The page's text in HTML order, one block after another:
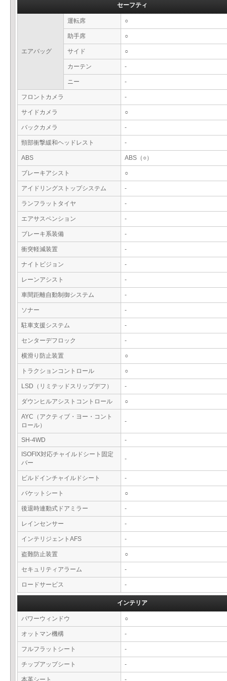
セーフティ
エアバッグ
運転席 ○
助手席 ○
サイド ○
カーテン -
ニー -
フロントカメラ -
サイドカメラ ○
バックカメラ -
頸部衝撃緩和ヘッドレスト -
ABS ABS（○）
ブレーキアシスト ○
アイドリングストップシステム -
ランフラットタイヤ -
エアサスペンション -
ブレーキ系装備 -
衝突軽減装置 -
ナイトビジョン -
レーンアシスト -
車間距離自動制御システム -
ソナー -
駐車支援システム -
センターデフロック -
横滑り防止装置 ○
トラクションコントロール ○
LSD（リミテッドスリップデフ） -
ダウンヒルアシストコントロール ○
AYC（アクティブ・ヨー・コント
ロール）
-
SH-4WD
-
ISOFIX対応チャイルドシート固定
バー
-
ビルドインチャイルドシート -
バケットシート ○
後退時連動式ドアミラー -
レインセンサー -
インテリジェントAFS -
盗難防止装置 ○
セキュリティアラーム -
ロードサービス -
インテリア
パワーウィンドウ ○
オットマン機構 -
フルフラットシート -
チップアップシート -
本革シート -